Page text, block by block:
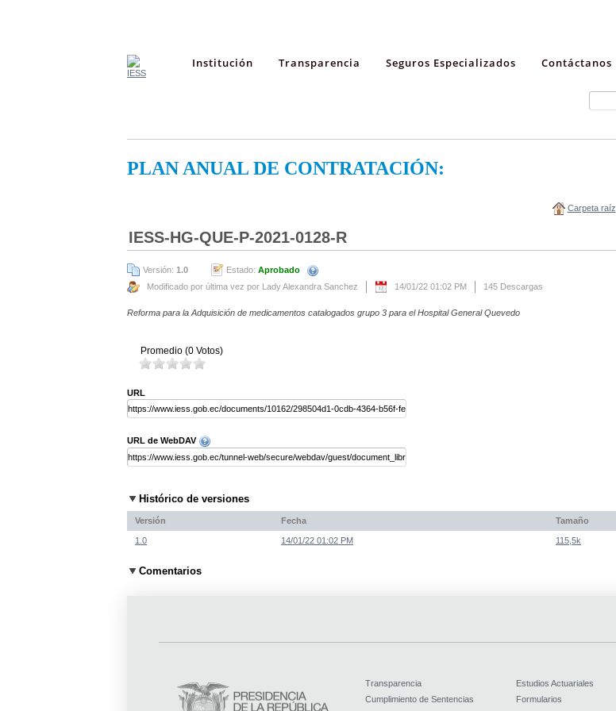
Institución Transparencia Seguros Especializados Contáctanos
PLAN ANUAL DE CONTRATACIÓN:
Carpeta raíz
IESS-HG-QUE-P-2021-0128-R
Versión: 1.0 Estado: Aprobado
Modificado por última vez por Lady Alexandra Sanchez
14/01/22 01:02 PM 145 Descargas
Reforma para la Adquisición de medicamentos catalogados grupo 3 para el Hospital General Quevedo
Promedio (0 Votos)
URL
URL de WebDAV
Histórico de versiones
Versión Fecha Tamaño
1.0 14/01/22 01:02 PM 115,5k
Comentarios
Transparencia
Cumplimiento de Sentencias
Estudios Actuariales
Formularios